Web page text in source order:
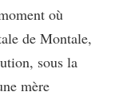
où
de Montale,
sous la
mère